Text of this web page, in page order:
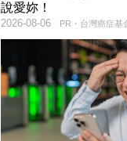
說愛妳！
PR・台灣癌症基
2026-08-06